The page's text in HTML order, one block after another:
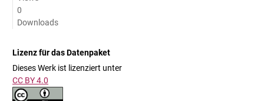
0
Downloads
Lizenz für das Datenpaket
Dieses Werk ist lizenziert unter
CC BY 4.0